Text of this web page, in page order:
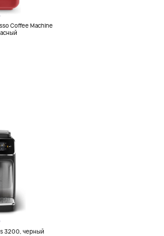
Coffee Machine
3200, черный